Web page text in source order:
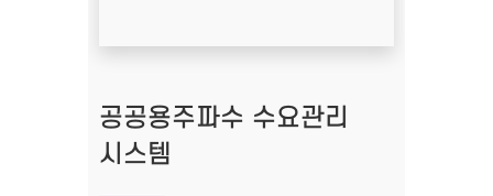
공공용주파수 수요관리
시스템